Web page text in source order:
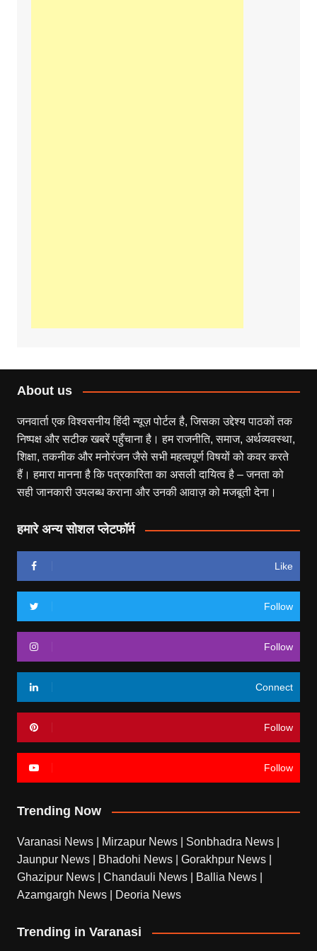
About us
जनवार्ता एक विश्वसनीय हिंदी न्यूज़ पोर्टल है, जिसका उद्देश्य पाठकों तक
निष्पक्ष और सटीक खबरें पहुँचाना है। हम राजनीति, समाज, अर्थव्यवस्था,
शिक्षा, तकनीक और मनोरंजन जैसे सभी महत्वपूर्ण विषयों को कवर करते
हैं। हमारा मानना है कि पत्रकारिता का असली दायित्व है – जनता को
सही जानकारी उपलब्ध कराना और उनकी आवाज़ को मजबूती देना।
हमारे अन्य सोशल प्लेटफॉर्म
Like
Follow
Follow
Connect
Follow
Follow
Trending Now
Varanasi News Mirzapur News Sonbhadra News
Jaunpur News
Bhadohi News Gorakhpur News
Ghazipur News
Chandauli News Ballia News
Azamgargh News
Deoria News
Trending in Varanasi